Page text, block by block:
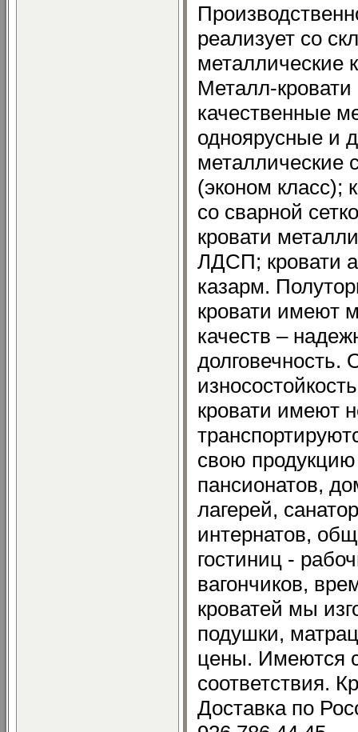
реализует со
металлические
Металл-кровати
качественные
одноярусные и
металлические
(эконом класс);
со сварной
кровати
ЛДСП; кровати
казарм.
кровати имеют
качеств –
кровати имеют
свою
пансионатов,
лагерей,
интернатов,
гостиниц -
вагончиков,
кроватей мы
подушки,
цены. Имеются
соответствия.
Доставка по